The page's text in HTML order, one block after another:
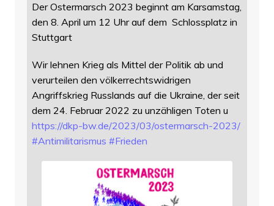
Der Ostermarsch 2023 beginnt am Karsamstag,
den 8. April um 12 Uhr auf dem Schlossplatz in
Stuttgart
Wir lehnen Krieg als Mittel der Politik ab und
verurteilen den völkerrechtswidrigen
Angriffskrieg Russlands auf die Ukraine, der seit
dem 24. Februar 2022 zu unzähligen Toten u
https://dkp-bw.de/2023/03/ostermarsch-2023/
#Antimilitarismus #Frieden